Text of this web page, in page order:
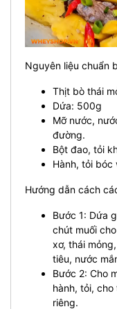
Nguyên liệu chuẩn
Thịt bò thái
Dứa: 500g
Mỡ nước,
đường.
Bột đao, tỏi
Hành, tỏi bóc
Hướng dẫn cách
Bước 1: Dứa
chút muối
xơ, thái
tiêu, nước
Bước 2: Cho
hành, tỏi,
riêng.